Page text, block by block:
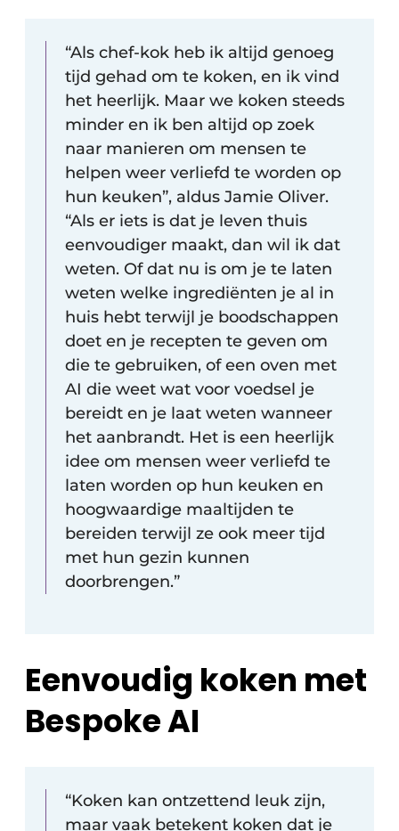
“Als chef-kok heb ik altijd genoeg
tijd gehad om te koken, en ik vind
het heerlijk. Maar we koken steeds
minder en ik ben altijd op zoek
naar manieren om mensen te
helpen weer verliefd te worden op
hun keuken”, aldus Jamie Oliver.
“Als er iets is dat je leven thuis
eenvoudiger maakt, dan wil ik dat
weten. Of dat nu is om je te laten
weten welke ingrediënten je al in
huis hebt terwijl je boodschappen
doet en je recepten te geven om
die te gebruiken, of een oven met
AI die weet wat voor voedsel je
bereidt en je laat weten wanneer
het aanbrandt. Het is een heerlijk
idee om mensen weer verliefd te
laten worden op hun keuken en
hoogwaardige maaltijden te
bereiden terwijl ze ook meer tijd
met hun gezin kunnen
doorbrengen.”
Eenvoudig koken met
Bespoke AI
“Koken kan ontzettend leuk zijn,
maar vaak betekent koken dat je